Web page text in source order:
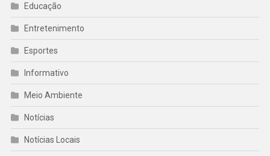
Educação
Entretenimento
Esportes
Informativo
Meio Ambiente
Notícias
Notícias Locais